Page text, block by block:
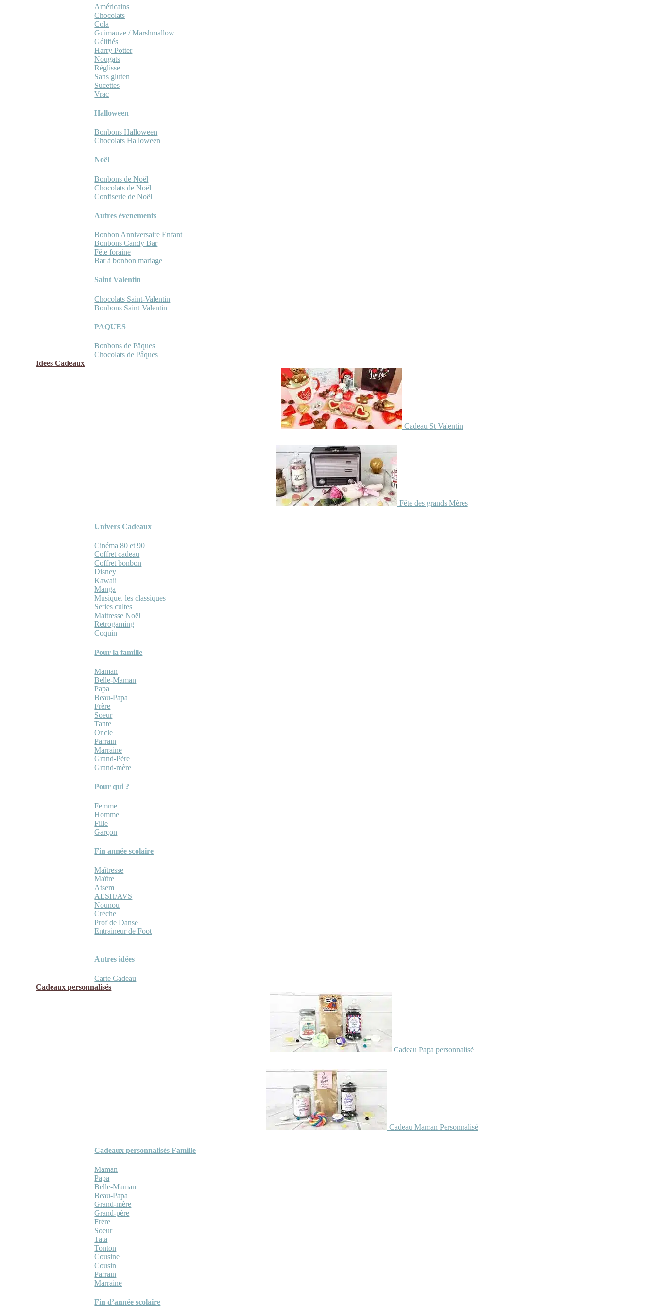
Américains
Chocolats
Cola
Guimauve / Marshmallow
Gélifiés
Harry Potter
Nougats
Réglisse
Sans gluten
Sucettes
Vrac
Halloween
Bonbons Halloween
Chocolats Halloween
Noël
Bonbons de Noël
Chocolats de Noël
Confiserie de Noël
Autres évenements
Bonbon Anniversaire Enfant
Bonbons Candy Bar
Fête foraine
Bar à bonbon mariage
Saint Valentin
Chocolats Saint-Valentin
Bonbons Saint-Valentin
PAQUES
Bonbons de Pâques
Chocolats de Pâques
Idées Cadeaux
Cadeau St Valentin
Fête des grands Mères
Univers Cadeaux
Cinéma 80 et 90
Coffret cadeau
Coffret bonbon
Disney
Kawaii
Manga
Musique, les classiques
Series cultes
Maitresse Noël
Retrogaming
Coquin
Pour la famille
Maman
Belle-Maman
Papa
Beau-Papa
Frère
Soeur
Tante
Oncle
Parrain
Marraine
Grand-Père
Grand-mère
Pour qui ?
Femme
Homme
Fille
Garçon
Fin année scolaire
Maîtresse
Maître
Atsem
AESH/AVS
Nounou
Crèche
Prof de Danse
Entraineur de Foot
Autres idées
Carte Cadeau
Cadeaux personnalisés
Cadeau Papa personnalisé
Cadeau Maman Personnalisé
Cadeaux personnalisés Famille
Maman
Papa
Belle-Maman
Beau-Papa
Grand-mère
Grand-père
Frère
Soeur
Tata
Tonton
Cousine
Cousin
Parrain
Marraine
Fin d’année scolaire